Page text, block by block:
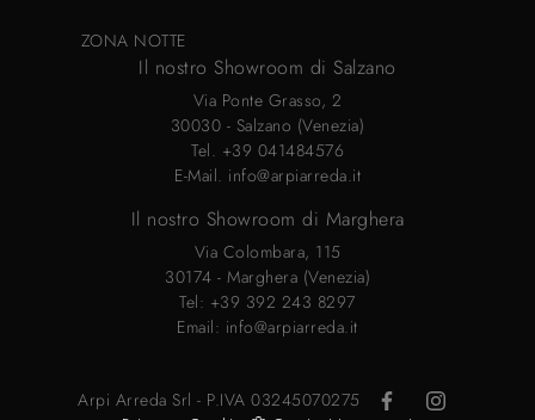
ZONA NOTTE
Il nostro Showroom di Salzano
Via Ponte Grasso, 2
30030 - Salzano (Venezia)
Tel. +39 041484576
E-Mail. info@arpiarreda.it
Il nostro Showroom di Marghera
Via Colombara, 115
30174 - Marghera (Venezia)
Tel: +39 392 243 8297
Email: info@arpiarreda.it
Arpi Arreda Srl - P.IVA 03245070275